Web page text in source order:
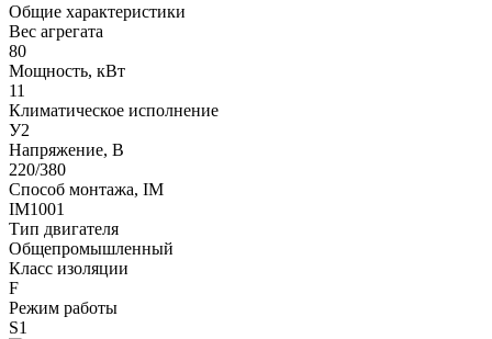
Общие характеристики
Вес агрегата
80
Мощность, кВт
11
Климатическое исполнение
У2
Напряжение, В
220/380
Способ монтажа, IM
IM1001
Тип двигателя
Общепромышленный
Класс изоляции
F
Режим работы
S1